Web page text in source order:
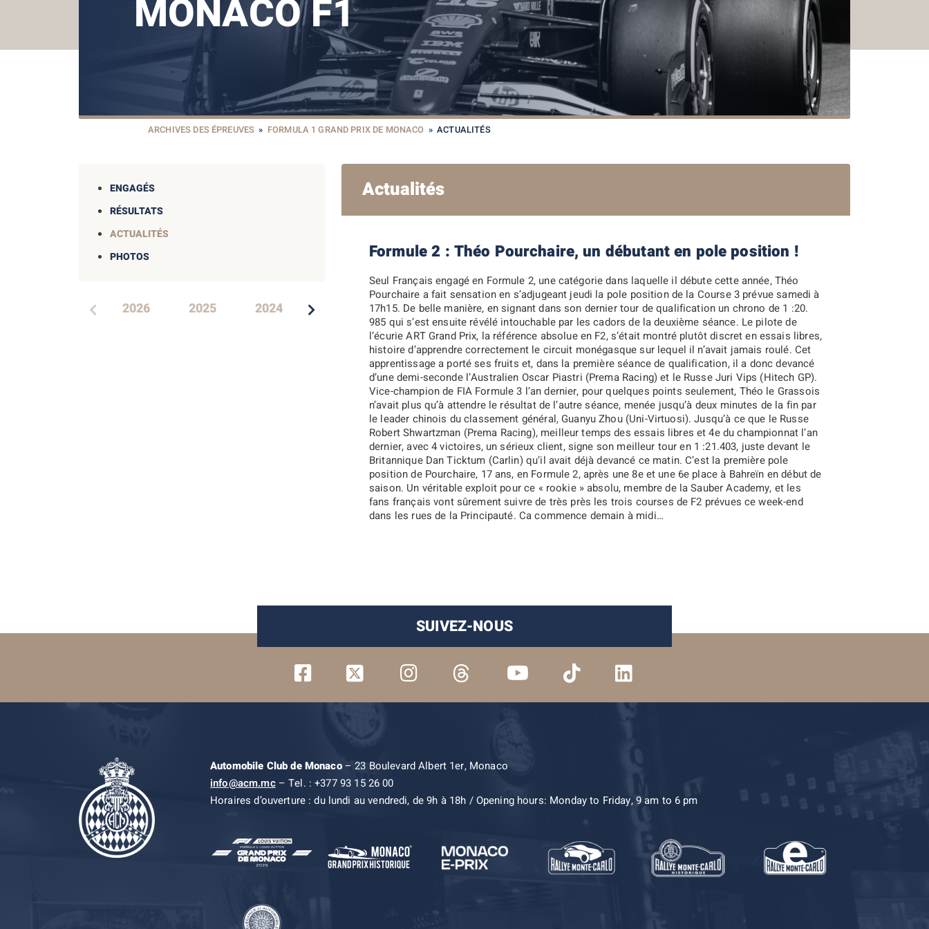
MONACO F1
ARCHIVES DES ÉPREUVES » FORMULA 1 GRAND PRIX DE MONACO »ACTUALITÉS
ENGAGÉS
RÉSULTATS
ACTUALITÉS
PHOTOS
2026 2025 2024 2022 2021 2020 2019 2018 2017 2016
Actualités
Formule 2 : Théo Pourchaire, un débutant en pole position !
Seul Français engagé en Formule 2, une catégorie dans laquelle il débute cette année, Théo
Pourchaire a fait sensation en s’adjugeant jeudi la pole position de la Course 3 prévue samedi à
17h15. De belle manière, en signant dans son dernier tour de qualification un chrono de 1 :20.
985 qui s’est ensuite révélé intouchable par les cadors de la deuxième séance. Le pilote de
l’écurie ART Grand Prix, la référence absolue en F2, s’était montré plutôt discret en essais libres,
histoire d’apprendre correctement le circuit monégasque sur lequel il n’avait jamais roulé. Cet
apprentissage a porté ses fruits et, dans la première séance de qualification, il a donc devancé
d’une demi-seconde l’Australien Oscar Piastri (Prema Racing) et le Russe Juri Vips (Hitech GP).
Vice-champion de FIA Formule 3 l’an dernier, pour quelques points seulement, Théo le Grassois
n’avait plus qu’à attendre le résultat de l’autre séance, menée jusqu’à deux minutes de la fin par
le leader chinois du classement général, Guanyu Zhou (Uni-Virtuosi). Jusqu’à ce que le Russe
Robert Shwartzman (Prema Racing), meilleur temps des essais libres et 4e du championnat l’an
dernier, avec 4 victoires, un sérieux client, signe son meilleur tour en 1 :21.403, juste devant le
Britannique Dan Ticktum (Carlin) qu’il avait déjà devancé ce matin. C’est la première pole
position de Pourchaire, 17 ans, en Formule 2, après une 8e et une 6e place à Bahreïn en début de
saison. Un véritable exploit pour ce « rookie » absolu, membre de la Sauber Academy, et les
fans français vont sûrement suivre de très près les trois courses de F2 prévues ce week-end
dans les rues de la Principauté. Ca commence demain à midi…
SUIVEZ-NOUS
Automobile Club de Monaco– 23 Boulevard Albert 1er, Monaco
info@acm.mc– Tel. : +377 93 15 26 00
Horaires d’ouverture : du lundi au vendredi, de 9h à 18h / Opening hours: Monday to Friday, 9 am to 6 pm